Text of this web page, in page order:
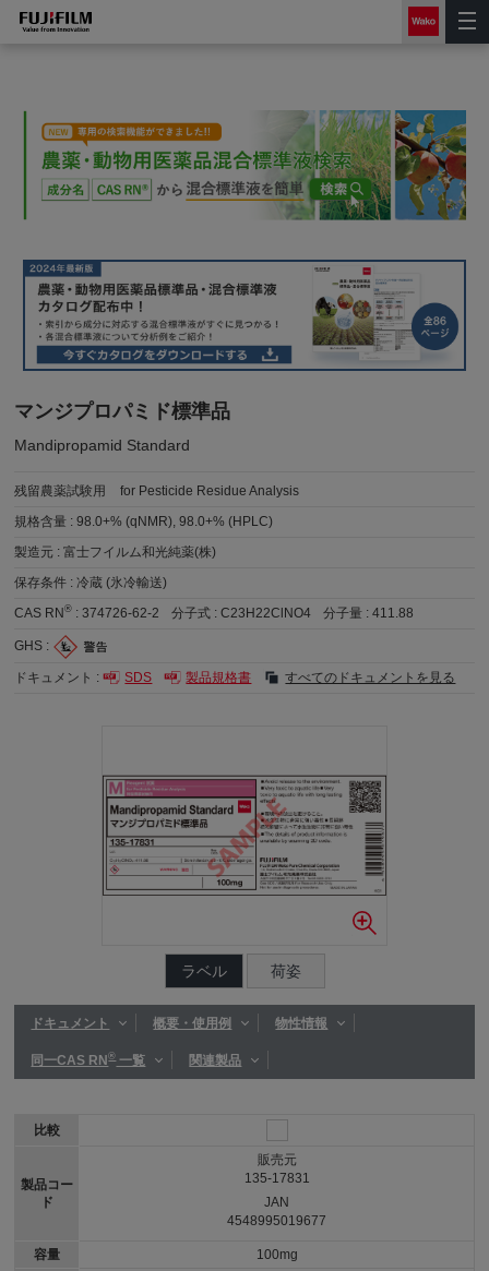
マンジプロパミド標準品
Mandipropamid Standard
残留農薬試験用
for Pesticide Residue Analysis
規格含量 :98.0+% (qNMR), 98.0+% (HPLC)
製造元 :富士フイルム和光純薬(株)
保存条件 :冷蔵 (氷冷輸送)
CAS RN® :374726-62-2 分子式 :C23H22ClNO4 分子量 :411.88
GHS :
ドキュメント : SDS 製品規格書 すべてのドキュメントを見る
ラベル 荷姿
ドキュメント 概要・使用例 物性情報
同一CAS RN®一覧 関連製品
比較
製品コー
ド
容量
販売元
135-17831
JAN
4548995019677
100mg